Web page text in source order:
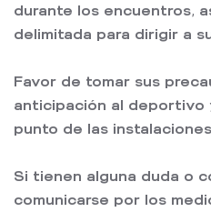
durante los encuentros,
delimitada para dirigir a
Favor de tomar sus
anticipación al deportivo
punto de las
Si tienen alguna duda o
comunicarse por los